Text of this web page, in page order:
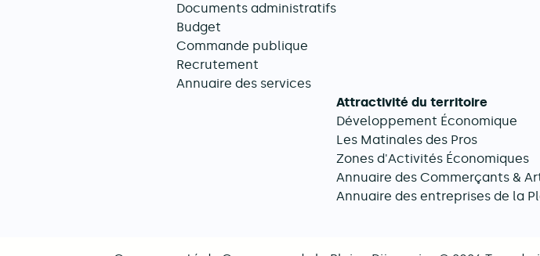
Documents administratifs
Budget
Commande publique
Recrutement
Annuaire des services
Attractivité du territoire
Développement Économique
Les Matinales des Pros
Zones d'Activités Économiques
Annuaire des Commerçants &
Annuaire des entreprises de la